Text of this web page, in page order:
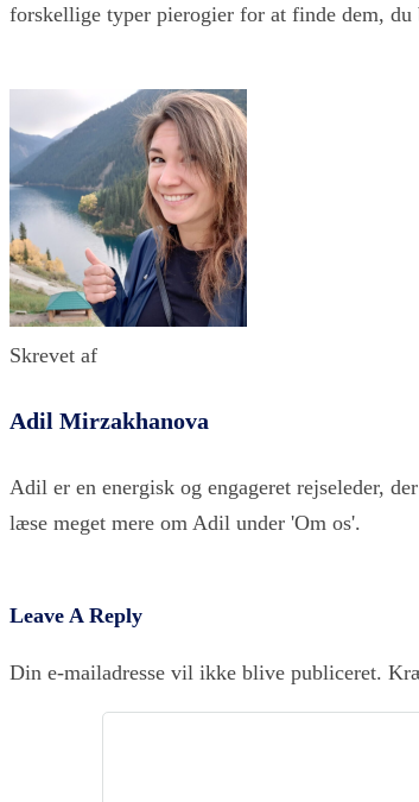
forskellige typer pierogier for at finde dem,
Skrevet af
Adil Mirzakhanova
Adil er en energisk og engageret rejseleder,
læse meget mere om Adil under 'Om os'.
Leave A Reply
Din e-mailadresse vil ikke blive publiceret.